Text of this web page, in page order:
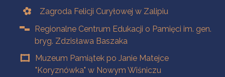
Zagroda Felicji Curyłowej w Zalipiu
Regionalne Centrum Edukacji o Pamięci im. gen.
bryg. Zdzisława Baszaka
Muzeum Pamiątek po Janie Matejce
"Koryznówka" w Nowym Wiśniczu